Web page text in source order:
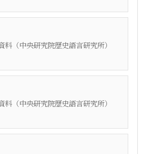
料（中央研究院歷史語言研究所）
料（中央研究院歷史語言研究所）